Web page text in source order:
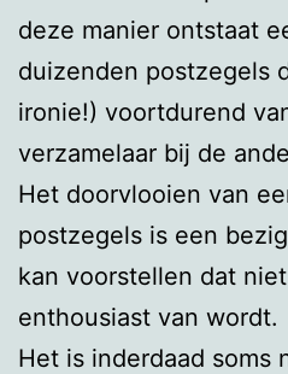
deze manier ontstaat
duizenden postzegels
ironie!) voortdurend
verzamelaar bij de
Het doorvlooien van
postzegels is een
kan voorstellen dat
enthousiast van wordt.
Het is inderdaad soms